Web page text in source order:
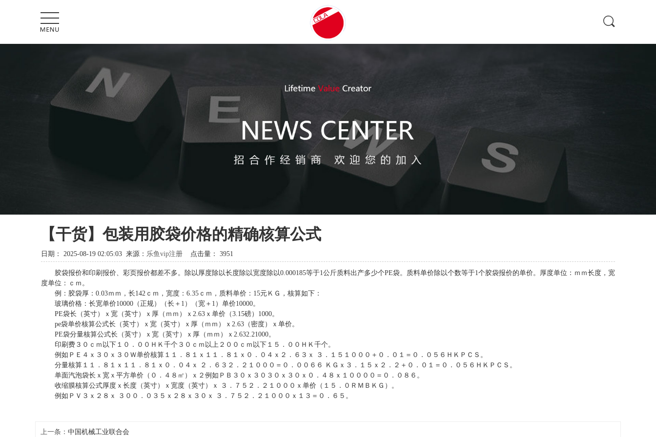
【干货】包装用胶袋价格的精确核算公式
日期： 2025-08-19 02:05:03 来源： 乐鱼vip注册 点击量： 3951
胶袋报价和印刷报价、彩页报价都差不多。除以厚度除以长度除以宽度除以0.000185等于1公斤质料出产多少个PE袋。质料单价除以个数等于1个胶袋报价的单价。厚度单位：ｍｍ长度，宽
度单位：ｃｍ。
例：胶袋厚：0.03ｍｍ，长142ｃｍ，宽度：6.35ｃｍ，质料单价：15元ＫＧ，核算如下：
玻璃价格：长宽单价10000（正规）（长＋1）（宽＋1）单价10000。
PE袋长（英寸）ｘ宽（英寸）ｘ厚（ｍｍ）ｘ2.63ｘ单价（3.15磅）1000。
pe袋单价核算公式长（英寸）ｘ宽（英寸）ｘ厚（ｍｍ）ｘ2.63（密度）ｘ单价。
PE袋分量核算公式长（英寸）ｘ宽（英寸）ｘ厚（ｍｍ）ｘ2.632.21000。
印刷费３０ｃｍ以下１０．００ＨＫ千个３０ｃｍ以上２００ｃｍ以下１５．００ＨＫ千个。
例如ＰＥ４ｘ３０ｘ３０Ｗ单价核算１１．８１ｘ１１．８１ｘ０．０４ｘ２．６３ｘ ３．１５１０００＋０．０１＝０．０５６ＨＫＰＣＳ。
分量核算１１．８１ｘ１１．８１ｘ０．０４ｘ ２．６３２．２１０００＝０．００６６ ＫＧｘ３．１５ｘ２．２＋０．０１＝０．０５６ＨＫＰＣＳ。
单面汽泡袋长ｘ宽ｘ平方单价（０．４８㎡）ｘ２例如ＰＢ３０ｘ３０３０ｘ３０ｘ０．４８ｘ１００００＝０．０８６。
收缩膜核算公式厚度ｘ长度（英寸）ｘ宽度（英寸）ｘ ３．７５２．２１０００ｘ单价（１５．０ＲＭＢＫＧ）。
例如ＰＶ３ｘ２８ｘ ３００．０３５ｘ２８ｘ３０ｘ ３．７５２．２１０００ｘ１３＝０．６５。
上一条： 中国机械工业联合会